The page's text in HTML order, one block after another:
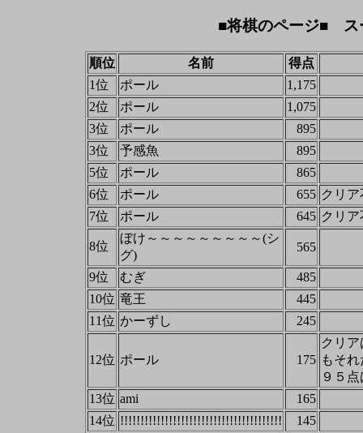
■将棋のページ■ ス
順位 名前
得点
1位
ポール
1,175
2位
ポール
1,075
3位
ポール
895
3位
予感魚
895
5位
ポール
865
6位
ポール 655 クリ
7位
ポール 645 クリ
8位
ぼけ～～～～～～～～～(シ
グ)
565
9位 むぎ
485
10位 竜王
445
11位 かーずし 245
12位 ポール 175
クリ
もそ
９５
13位 ami
165
14位 !!!!!!!!!!!!!!!!!!!!!!!!!!!!!!!!!!!!!!!!
145